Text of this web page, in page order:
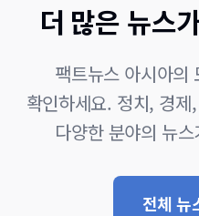
더 많은 뉴스
팩트뉴스 아시아의
확인하세요. 정치, 경
다양한 분야의 뉴
전체 뉴